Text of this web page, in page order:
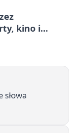
kino i
słowa